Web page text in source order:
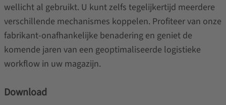
wellicht al gebruikt. U kunt zelfs tegelijkertijd meerdere
verschillende mechanismes koppelen. Profiteer van onze
fabrikant-onafhankelijke benadering en geniet de
komende jaren van een geoptimaliseerde logistieke
workflow in uw magazijn.
Download